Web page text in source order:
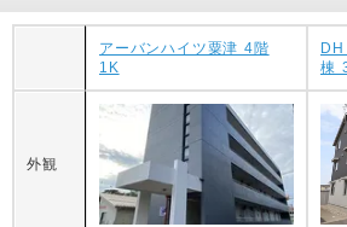
アーバンハイツ粟津 4階
1K
棟
外観